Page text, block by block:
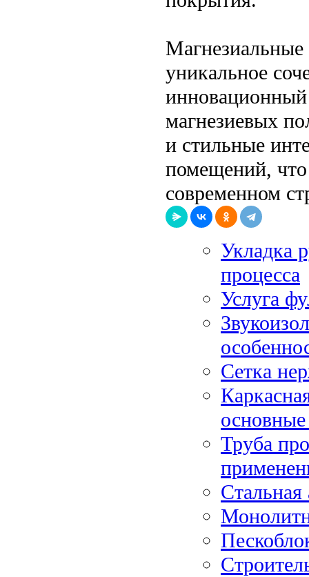
Магнезиальные
уникальное
инновационный
магнезиевых
и стильные
помещений,
современном
Укладка
процесса
Услуга
Сетка
Труба